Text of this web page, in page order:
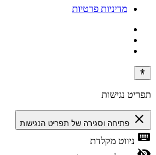
מדיניות פרטיות
תפריט נגישות
close פתיחה וסגירה של תפריט הנגישות
keyboard ניווט מקלדת